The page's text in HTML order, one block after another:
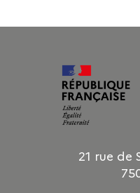
21 rue de